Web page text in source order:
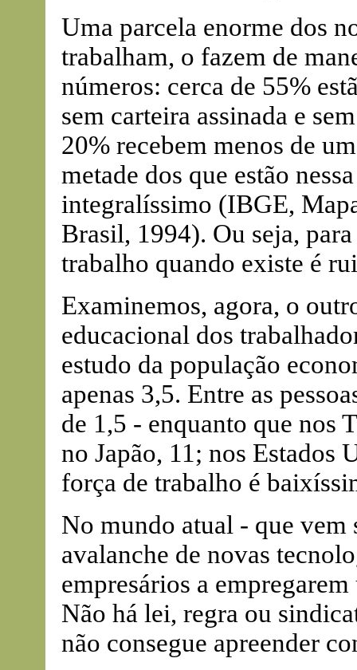
Uma parcela enorme dos
trabalham, o fazem de
números: cerca de 55%
sem carteira assinada e
20% recebem menos de
metade dos que estão
integralíssimo (IBGE,
Brasil, 1994). Ou seja,
trabalho quando existe é
Examinemos, agora, o
educacional dos
estudo da população
apenas 3,5. Entre as
de 1,5 - enquanto que nos
no Japão, 11; nos Estados
força de trabalho é
No mundo atual - que
avalanche de novas
empresários a
Não há lei, regra ou
não consegue apreender